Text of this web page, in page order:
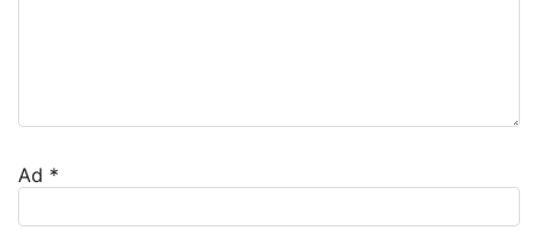
Ad *